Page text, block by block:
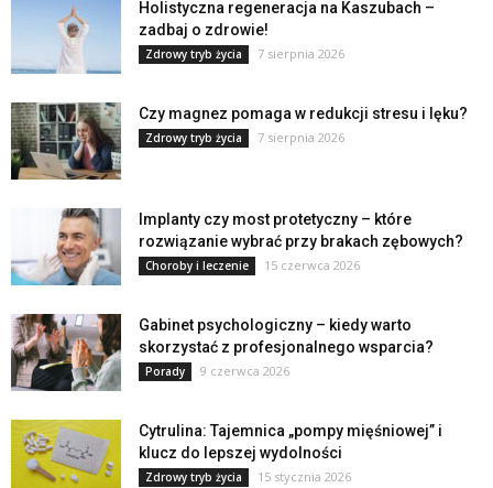
Holistyczna regeneracja na Kaszubach –
zadbaj o zdrowie!
Zdrowy tryb życia 7 sierpnia 2026
Czy magnez pomaga w redukcji stresu i lęku?
Zdrowy tryb życia 7 sierpnia 2026
Implanty czy most protetyczny – które
rozwiązanie wybrać przy brakach zębowych?
Choroby i leczenie 15 czerwca 2026
Gabinet psychologiczny – kiedy warto
skorzystać z profesjonalnego wsparcia?
Porady 9 czerwca 2026
Cytrulina: Tajemnica „pompy mięśniowej” i
klucz do lepszej wydolności
Zdrowy tryb życia 15 stycznia 2026